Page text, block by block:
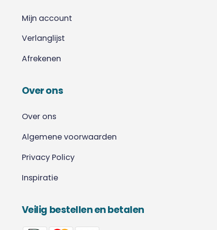
Mijn account
Verlanglijst
Afrekenen
Over ons
Over ons
Algemene voorwaarden
Privacy Policy
Inspiratie
Veilig bestellen en betalen